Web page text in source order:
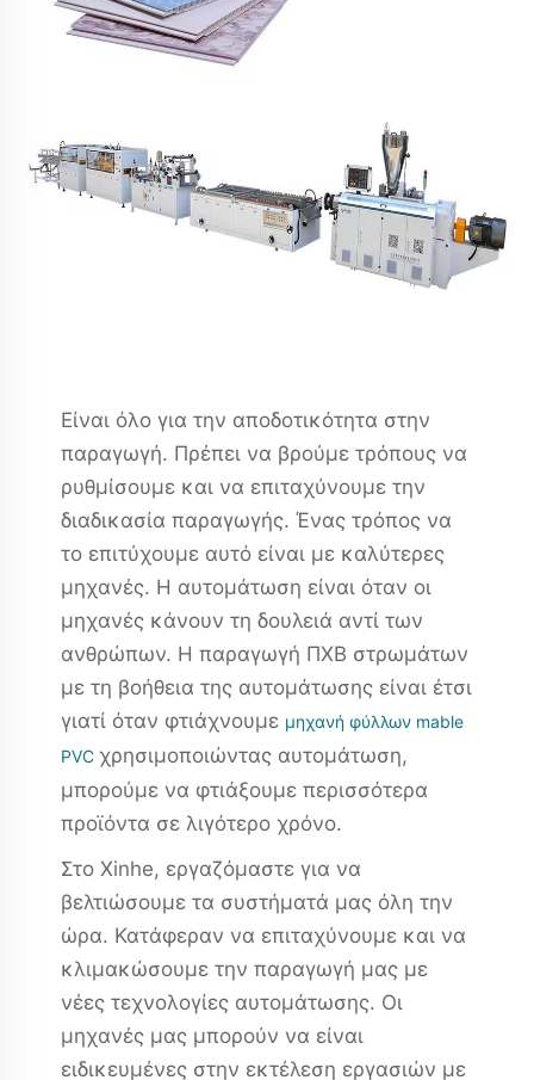
Είναι όλο για την αποδοτικότητα στην
παραγωγή. Πρέπει να βρούμε τρόπους να
ρυθμίσουμε και να επιταχύνουμε την
διαδικασία παραγωγής. Ένας τρόπος να
το επιτύχουμε αυτό είναι με καλύτερες
μηχανές. Η αυτομάτωση είναι όταν οι
μηχανές κάνουν τη δουλειά αντί των
ανθρώπων. Η παραγωγή ΠΧΒ στρωμάτων
με τη βοήθεια της αυτομάτωσης είναι έτσι
γιατί όταν φτιάχνουμε μηχανή φύλλων mable
PVC χρησιμοποιώντας αυτομάτωση,
μπορούμε να φτιάξουμε περισσότερα
προϊόντα σε λιγότερο χρόνο.
Στο Xinhe, εργαζόμαστε για να
βελτιώσουμε τα συστήματά μας όλη την
ώρα. Κατάφεραν να επιταχύνουμε και να
κλιμακώσουμε την παραγωγή μας με
νέες τεχνολογίες αυτομάτωσης. Οι
μηχανές μας μπορούν να είναι
ειδικευμένες στην εκτέλεση εργασιών με